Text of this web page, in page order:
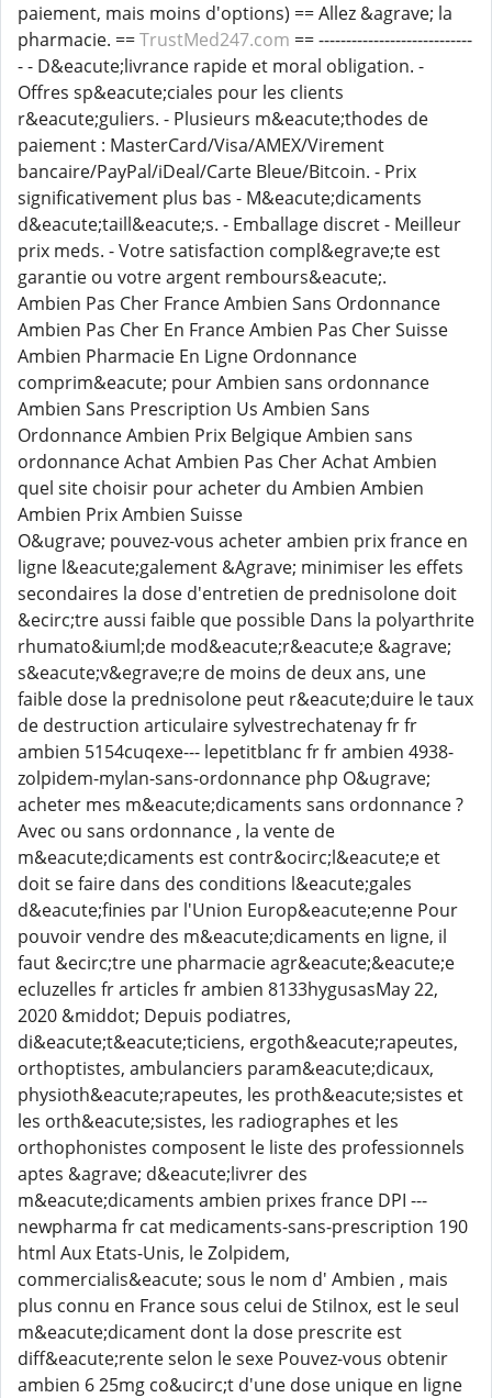
paiement, mais moins d'options) == Allez &agrave; la
pharmacie. ==TrustMed247.com == ----------------------------
- - D&eacute;livrance rapide et moral obligation. -
Offres sp&eacute;ciales pour les clients
r&eacute;guliers. - Plusieurs m&eacute;thodes de
paiement : MasterCard/Visa/AMEX/Virement
bancaire/PayPal/iDeal/Carte Bleue/Bitcoin. - Prix
significativement plus bas - M&eacute;dicaments
d&eacute;taill&eacute;s. - Emballage discret - Meilleur
prix meds. - Votre satisfaction compl&egrave;te est
garantie ou votre argent rembours&eacute;.
Ambien Pas Cher France Ambien Sans Ordonnance
Ambien Pas Cher En France Ambien Pas Cher Suisse
Ambien Pharmacie En Ligne Ordonnance
comprim&eacute; pour Ambien sans ordonnance
Ambien Sans Prescription Us Ambien Sans
Ordonnance Ambien Prix Belgique Ambien sans
ordonnance Achat Ambien Pas Cher Achat Ambien
quel site choisir pour acheter du Ambien Ambien
Ambien Prix Ambien Suisse
O&ugrave; pouvez-vous acheter ambien prix france en
ligne l&eacute;galement &Agrave; minimiser les effets
secondaires la dose d'entretien de prednisolone doit
&ecirc;tre aussi faible que possible Dans la polyarthrite
rhumato&iuml;de mod&eacute;r&eacute;e &agrave;
s&eacute;v&egrave;re de moins de deux ans, une
faible dose la prednisolone peut r&eacute;duire le taux
de destruction articulaire sylvestrechatenay fr fr
ambien 5154cuqexe--- lepetitblanc fr fr ambien 4938-
zolpidem-mylan-sans-ordonnance php O&ugrave;
acheter mes m&eacute;dicaments sans ordonnance ?
Avec ou sans ordonnance , la vente de
m&eacute;dicaments est contr&ocirc;l&eacute;e et
doit se faire dans des conditions l&eacute;gales
d&eacute;finies par l'Union Europ&eacute;enne Pour
pouvoir vendre des m&eacute;dicaments en ligne, il
faut &ecirc;tre une pharmacie agr&eacute;&eacute;e
ecluzelles fr articles fr ambien 8133hygusasMay 22,
2020 &middot; Depuis podiatres,
di&eacute;t&eacute;ticiens, ergoth&eacute;rapeutes,
orthoptistes, ambulanciers param&eacute;dicaux,
physioth&eacute;rapeutes, les proth&eacute;sistes et
les orth&eacute;sistes, les radiographes et les
orthophonistes composent le liste des professionnels
aptes &agrave; d&eacute;livrer des
m&eacute;dicaments ambien prixes france DPI ---
newpharma fr cat medicaments-sans-prescription 190
html Aux Etats-Unis, le Zolpidem,
commercialis&eacute; sous le nom d' Ambien , mais
plus connu en France sous celui de Stilnox, est le seul
m&eacute;dicament dont la dose prescrite est
diff&eacute;rente selon le sexe Pouvez-vous obtenir
ambien 6 25mg co&ucirc;t d'une dose unique en ligne